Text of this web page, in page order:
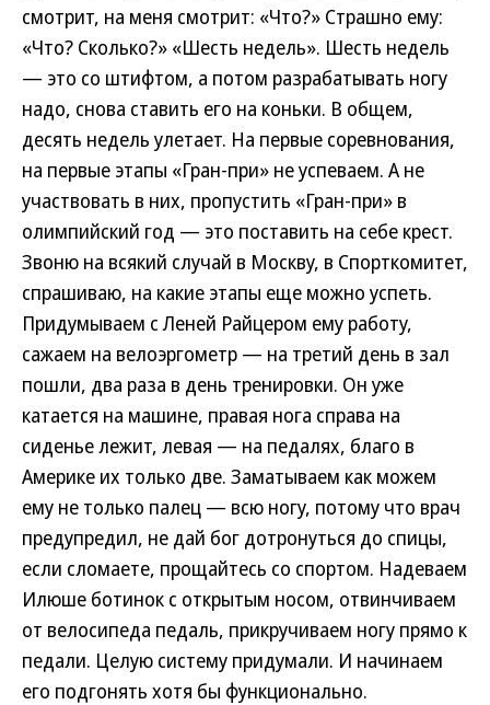
смотрит, на меня смотрит: «Что?» Страшно ему:
«Что? Сколько?» «Шесть недель». Шесть недель
— это со штифтом, а потом разрабатывать ногу
надо, снова ставить его на коньки. В общем,
десять недель улетает. На первые соревнования,
на первые этапы «Гран-при» не успеваем. А не
участвовать в них, пропустить «Гран-при» в
олимпийский год — это поставить на себе крест.
Звоню на всякий случай в Москву, в Спорткомитет,
спрашиваю, на какие этапы еще можно успеть.
Придумываем с Леней Райцером ему работу,
сажаем на велоэргометр — на третий день в зал
пошли, два раза в день тренировки. Он уже
катается на машине, правая нога справа на
сиденье лежит, левая — на педалях, благо в
Америке их только две. Заматываем как можем
ему не только палец — всю ногу, потому что врач
предупредил, не дай бог дотронуться до спицы,
если сломаете, прощайтесь со спортом. Надеваем
Илюше ботинок с открытым носом, отвинчиваем
от велосипеда педаль, прикручиваем ногу прямо к
педали. Целую систему придумали. И начинаем
его подгонять хотя бы функционально.